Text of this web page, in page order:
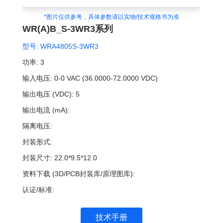
*图片仅供参考，具体参数请以实物/技术规格书为准
WR(A)B_S-3WR3系列
型号: WRA4805S-3WR3
功率: 3
输入电压: 0-0 VAC (36.0000-72.0000 VDC)
输出电压 (VDC): 5
输出电流 (mA):
隔离电压:
封装形式:
封装尺寸: 22.0*9.5*12.0
资料下载 (3D/PCB封装库/原理图库):
认证/标准:
技术手册